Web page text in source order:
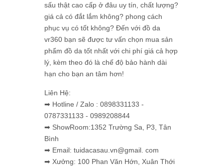
sấu thật cao cấp ở đâu uy tín, chất lượng?
giá cả có đắt lắm không? phong cách
phục vụ có tốt không? Đến với đồ da
vr360 bạn sẽ được tư vấn chọn mua sản
phẩm đồ da tốt nhất với chi phí giá cả hợp
lý, kèm theo đó là chế độ bảo hành dài
hạn cho bạn an tâm hơn!
Liên Hệ:
➡ Hotline / Zalo : 0898331133 -
0787331133 - 0989208844
➡ ShowRoom:1352 Trường Sa, P3, Tân
Bình
➡ Email: tuidacasau.vn@gmail. com
➡ Xưởng: 100 Phan Văn Hớn, Xuân Thới